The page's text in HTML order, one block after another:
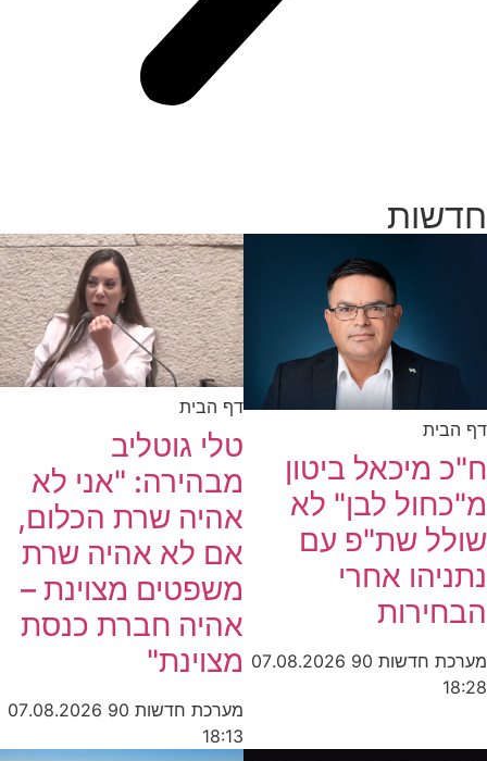
חדשות
דף הבית
ח"כ מיכאל ביטון
מ"כחול לבן" לא
שולל שת"פ עם
נתניהו אחרי
הבחירות
מערכת חדשות 90
07.08.2026
18:28
דף הבית
טלי גוטליב
מבהירה: "אני לא
אהיה שרת הכלום,
אם לא אהיה שרת
משפטים מצוינת –
אהיה חברת כנסת
מצוינת"
מערכת חדשות 90
07.08.2026
18:13